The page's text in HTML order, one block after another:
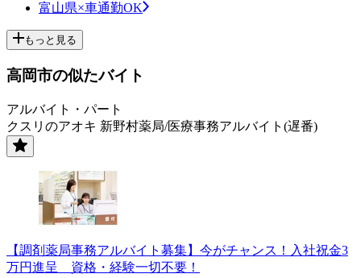
富山県×車通勤OK
もっと見る
高岡市の似たバイト
アルバイト・パート
クスリのアオキ 新野村薬局/医療事務アルバイト(遅番)
【調剤薬局事務アルバイト募集】今がチャンス！入社祝金3
万円進呈 資格・経験一切不要！